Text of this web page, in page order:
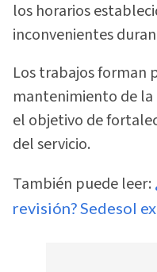
los horarios
inconvenientes
Los trabajos forman
mantenimiento de
el objetivo de
del servicio.
También puede leer:
revisión? Sedesol